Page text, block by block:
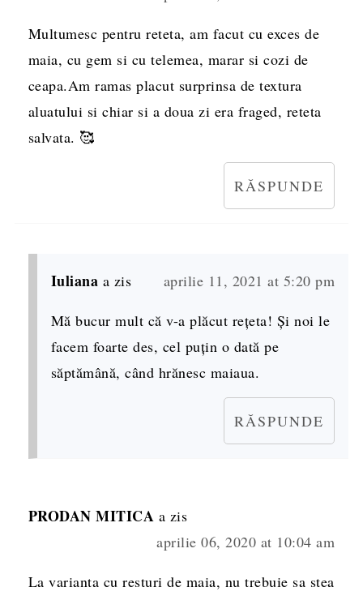
Multumesc pentru reteta, am facut cu exces de
maia, cu gem si cu telemea, marar si cozi de
ceapa.Am ramas placut surprinsa de textura
aluatului si chiar si a doua zi era fraged, reteta
salvata. 🥰
RĂSPUNDE
Iuliana a zis aprilie 11, 2021 at 5:20 pm
Mă bucur mult că v-a plăcut rețeta! Și noi le
facem foarte des, cel puțin o dată pe
săptămână, când hrănesc maiaua.
RĂSPUNDE
PRODAN MITICA a zis
aprilie 06, 2020 at 10:04 am
La varianta cu resturi de maia, nu trebuie sa stea